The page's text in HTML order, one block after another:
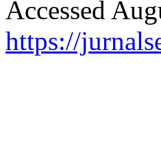
Accessed
https://